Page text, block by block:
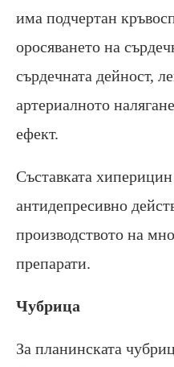
има подчертан
оросяването на
сърдечната дейност,
артериалното
ефект.
Съставката
антидепресивно
производството на
препарати.
Чубрица
За планинската